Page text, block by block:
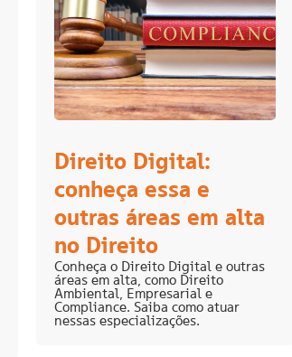
Direito Digital:
conheça essa e
outras áreas em alta
no Direito
Conheça o Direito Digital e outras
áreas em alta, como Direito
Ambiental, Empresarial e
Compliance. Saiba como atuar
nessas especializações.